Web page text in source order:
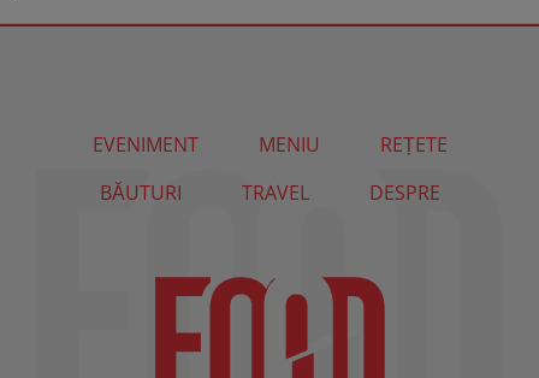
EVENIMENT MENIU
REȚETE
BĂUTURI
TRAVEL DESPRE